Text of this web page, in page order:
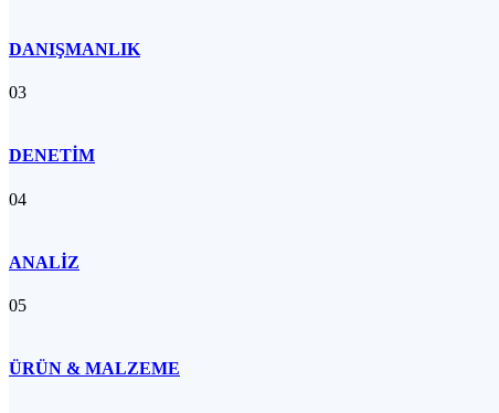
DANIŞMANLIK
03
DENETİM
04
ANALİZ
05
ÜRÜN & MALZEME